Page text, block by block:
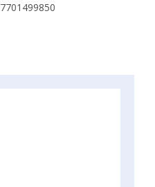
7701499850